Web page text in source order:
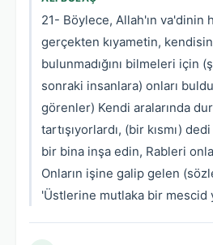
21- Böylece, Allah'ın va'dinin
gerçekten kıyametin,
bulunmadığını bilmeleri için
sonraki insanlara) onları
görenler) Kendi aralarında
tartışıyorlardı, (bir kısmı)
bir bina inşa edin, Rableri
Onların işine galip gelen
'Üstlerine mutlaka bir mescid